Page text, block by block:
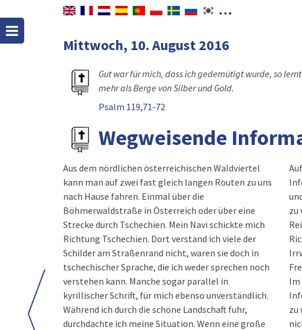
Mittwoch, 10. August 2016
Gut war für mich, dass ich gedemütigt wurde, so
mehr als Berge von Silber und Gold.
Psalm 119,71-72
Wegweisende
Aus dem nördlichen österreichischen Waldviertel
kann man auf zwei fast gleich langen Routen zu uns
nach Hause fahren. Einmal über die
Böhmerwaldstraße in Österreich oder über eine
Strecke durch Tschechien. Mein Navi schickte mich
Richtung Tschechien. Dort verstand ich viele der
Schilder am Straßenrand nicht, waren sie doch in
tschechischer Sprache, die ich weder sprechen noch
verstehen kann. Manche sogar parallel in
kyrillischer Schrift, für mich ebenso unverständlich.
Während ich durch die schöne Landschaft fuhr,
durchdachte ich meine Situation. Wenn eine große
zu
Im
zu